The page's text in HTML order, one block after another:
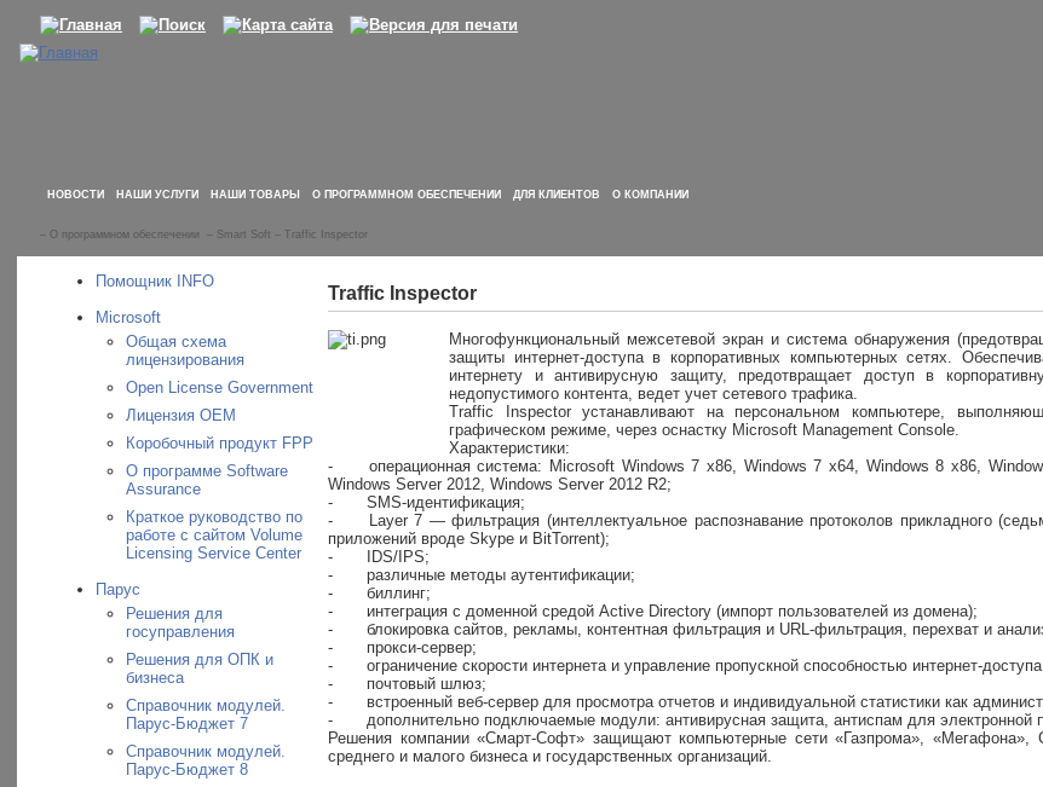
НОВОСТИ НАШИ УСЛУГИ НАШИ ТОВАРЫ О ПРОГРАММНОМ ОБЕСПЕЧЕНИИ ДЛЯ КЛИЕНТОВ О КОМПАНИИ
– О программном обеспечении – Smart Soft – Traffic Inspector
Помощник INFO
Microsoft
Общая схема
лицензирования
Open License Government
Лицензия OEM
Коробочный продукт FPP
О программе Software
Assurance
Краткое руководство по
работе с сайтом Volume
Licensing Service Center
Парус
Решения для
госуправления
Решения для ОПК и
бизнеса
Справочник модулей.
Парус-Бюджет 7
Справочник модулей.
Парус-Бюджет 8
Traffic Inspector
Многофункциональный межсетевой экран и система обнаружения
защиты интернет-доступа в корпоративных компьютерных сетях.
интернету и антивирусную защиту, предотвращает доступ в
недопустимого контента, ведет учет сетевого трафика.
Traffic Inspector устанавливают на персональном компьютере,
графическом режиме, через оснастку Microsoft Management Console.
Характеристики:
-
операционная система: Microsoft Windows 7 x86, Windows 7 x64, Windows 8 x86,
Windows Server 2012, Windows Server 2012 R2;
-
SMS-идентификация;
-
Layer 7 — фильтрация (интеллектуальное распознавание протоколов прикладного
приложений вроде Skype и BitTorrent);
-
IDS/IPS;
-
различные методы аутентификации;
-
биллинг;
-
интеграция с доменной средой Active Directory (импорт пользователей из домена);
-
блокировка сайтов, рекламы, контентная фильтрация и URL-фильтрация, перехват и
-
прокси-сервер;
-
ограничение скорости интернета и управление пропускной способностью интернет-
-
почтовый шлюз;
-
встроенный веб-сервер для просмотра отчетов и индивидуальной статистики как
-
дополнительно подключаемые модули: антивирусная защита, антиспам для электронной
Решения компании «Смарт-Софт» защищают компьютерные сети «Газпрома»,
среднего и малого бизнеса и государственных организаций.